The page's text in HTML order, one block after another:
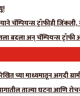
चॅम्पियन्स ट्रॉफीही
बदला अन् चॅम्पियन्स
च्या माध्यमातून अगदी
ताज्या घटना आणि